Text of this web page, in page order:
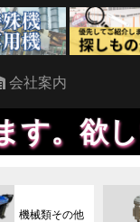
会社案内
の登
機械類その他